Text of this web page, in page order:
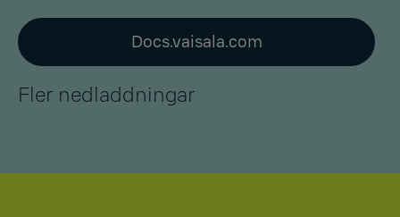
Docs.vaisala.com
Fler nedladdningar